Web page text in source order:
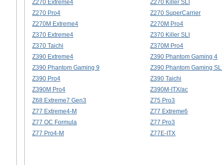
Z270 Extreme4
Z270 Killer SLI
Z270 Pro4
Z270 SuperCarrier
Z270M Extreme4
Z270M Pro4
Z370 Extreme4
Z370 Killer SLI
Z370 Taichi
Z370M Pro4
Z390 Extreme4
Z390 Phantom Gaming 4
Z390 Phantom Gaming 9
Z390 Phantom Gaming
Z390 Pro4
Z390 Taichi
Z390M Pro4
Z390M-ITX/ac
Z68 Extreme7 Gen3
Z75 Pro3
Z77 Extreme4-M
Z77 Extreme6
Z77 OC Formula
Z77 Pro3
Z77 Pro4-M
Z77E-ITX